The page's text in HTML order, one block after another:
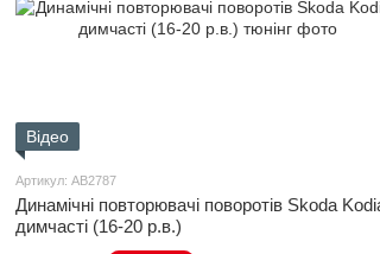
Відео
Артикул: AB2787
Динамічні повторювачі поворотів Skoda
димчасті (16-20 р.в.)